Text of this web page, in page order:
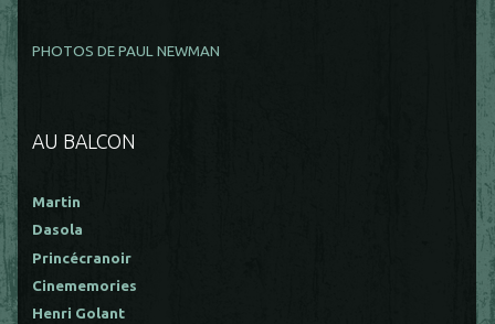
PHOTOS DE PAUL NEWMAN
AU BALCON
Martin
Dasola
Princécranoir
Cinememories
Henri Golant